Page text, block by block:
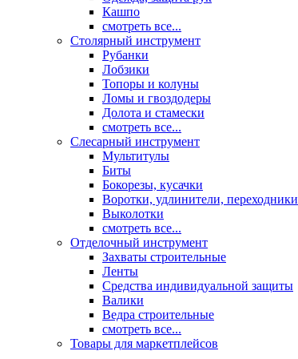
Кашпо
смотреть все...
Столярный инструмент
Рубанки
Лобзики
Топоры и колуны
Ломы и гвоздодеры
Долота и стамески
смотреть все...
Слесарный инструмент
Мультитулы
Биты
Бокорезы, кусачки
Воротки, удлинители, переходники
Выколотки
смотреть все...
Отделочный инструмент
Захваты строительные
Ленты
Средства индивидуальной защиты
Валики
Ведра строительные
смотреть все...
Товары для маркетплейсов